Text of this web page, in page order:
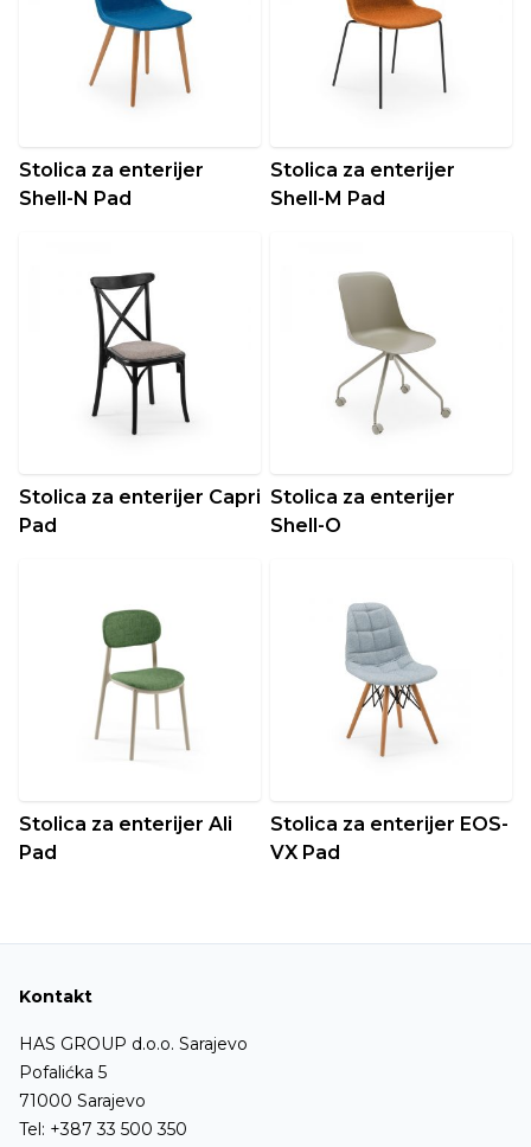
Stolica za enterijer
Shell-N Pad
Stolica za enterijer
Shell-M Pad
Stolica za enterijer Capri
Pad
Stolica za enterijer
Shell-O
Stolica za enterijer Ali
Pad
Stolica za enterijer EOS-
VX Pad
Kontakt
HAS GROUP d.o.o. Sarajevo
Pofalićka 5
71000 Sarajevo
Tel: +387 33 500 350